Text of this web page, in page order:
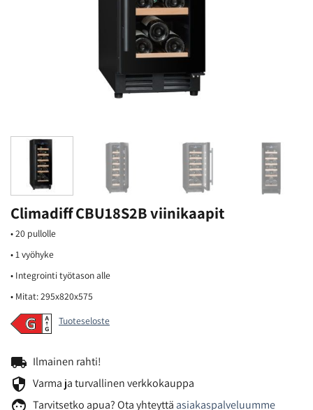
Climadiff CBU18S2B viinikaapit
• 20 pullolle
• 1 vyöhyke
• Integrointi työtason alle
• Mitat: 295x820x575
Tuoteseloste
local_shipping Ilmainen rahti!
security Varma ja turvallinen verkkokauppa
face Tarvitsetko apua? Ota yhteyttä asiakaspalveluumme